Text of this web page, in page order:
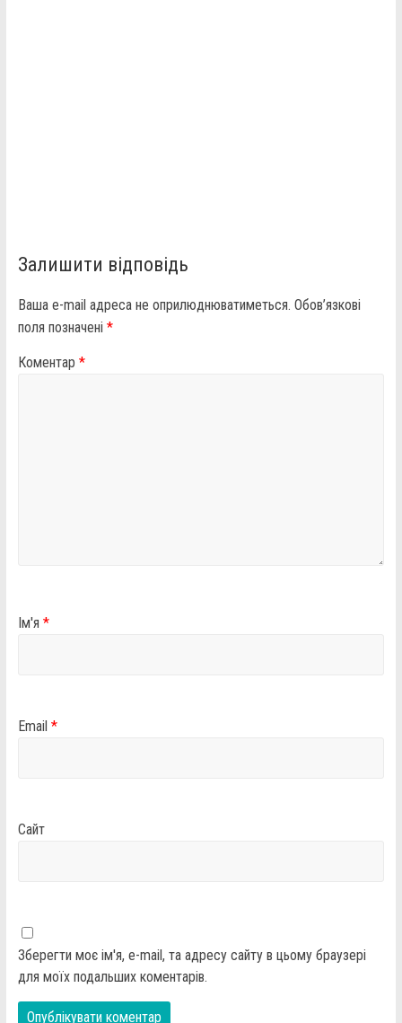
Залишити відповідь
Ваша e-mail адреса не оприлюднюватиметься. Обов’язкові
поля позначені *
Коментар *
Ім'я *
Email *
Сайт
Зберегти моє ім'я, e-mail, та адресу сайту в цьому браузері
для моїх подальших коментарів.